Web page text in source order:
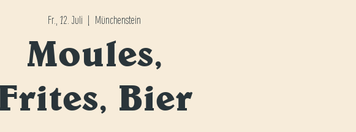
Fr., 12. Juli Münchenstein
Moules,
Bier